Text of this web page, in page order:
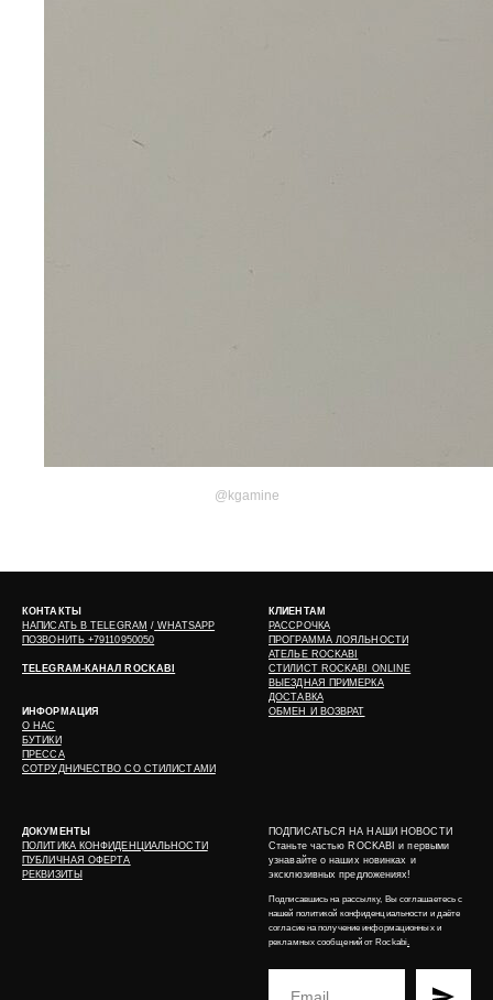
@kgamine
КОНТАКТЫ
НАПИСАТЬ ВTELEGRAM / WHATSAPP
ПОЗВОНИТЬ +79110950050
TELEGRAM-КАНАЛ ROCKABI
ИНФОРМАЦИЯ
О НАС
БУТИКИ
ПРЕССА
СОТРУДНИЧЕСТВО СО СТИЛИСТАМИ
КЛИЕНТАМ
РАССРОЧКА
ПРОГРАММА ЛОЯЛЬНОСТИ
АТЕЛЬЕ ROCKABI
СТИЛИСТ ROCKABI ONLINE
ВЫЕЗДНАЯ ПРИМЕРКА
ДОСТАВКА
ОБМЕН И ВОЗВРАТ
ДОКУМЕНТЫ
ПОЛИТИКА КОНФИДЕНЦИАЛЬНОСТИ
ПУБЛИЧНАЯ ОФЕРТА
РЕКВИЗИТЫ
ПОДПИСАТЬСЯ НА НАШИ НОВОСТИ
Станьте частью ROCKABI и первыми
узнавайте о наших новинках и
эксклюзивных предложениях!
Подписавшись на рассылку, Вы соглашаетесь с
нашей политикой конфиденциальности и даёте
согласие на получение информационных и
рекламных сообщений от Rockabi